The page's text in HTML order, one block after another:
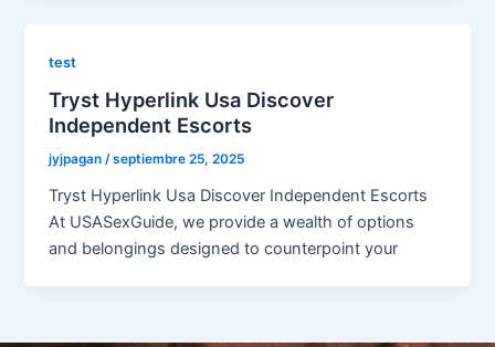
test
Tryst Hyperlink Usa Discover
Independent Escorts
jyjpagan/septiembre 25, 2025
Tryst Hyperlink Usa Discover Independent Escorts
At USASexGuide, we provide a wealth of options
and belongings designed to counterpoint your